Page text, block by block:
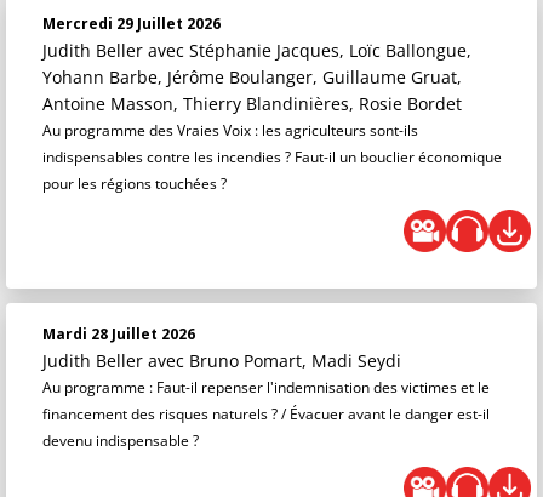
Mercredi 29 Juillet 2026
Judith Beller avec Stéphanie Jacques, Loïc Ballongue,
Yohann Barbe, Jérôme Boulanger, Guillaume Gruat,
Antoine Masson, Thierry Blandinières, Rosie Bordet
Au programme des Vraies Voix : les agriculteurs sont-ils
indispensables contre les incendies ? Faut-il un bouclier économique
pour les régions touchées ?
Mardi 28 Juillet 2026
Judith Beller avec Bruno Pomart, Madi Seydi
Au programme : Faut-il repenser l'indemnisation des victimes et le
financement des risques naturels ? / Évacuer avant le danger est-il
devenu indispensable ?